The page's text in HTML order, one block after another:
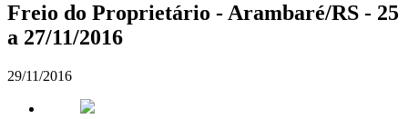
Freio do Proprietário - Arambaré/RS - 25
a 27/11/2016
29/11/2016